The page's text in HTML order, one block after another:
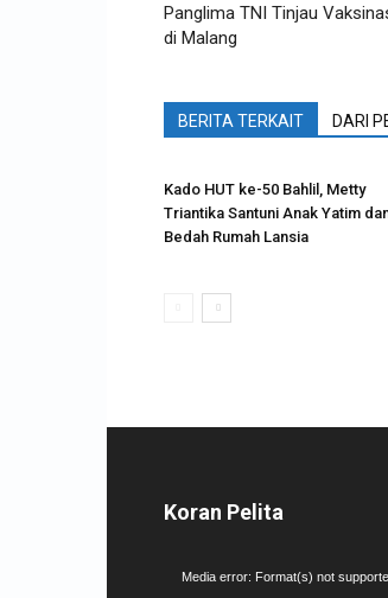
Panglima TNI Tinjau
di Malang
BERITA TERKAIT DARI
Kado HUT ke-50 Bahlil, Metty
Triantika Santuni Anak Yatim
Bedah Rumah Lansia
Koran Pelita
Pemutar
Media error: Format(s) not